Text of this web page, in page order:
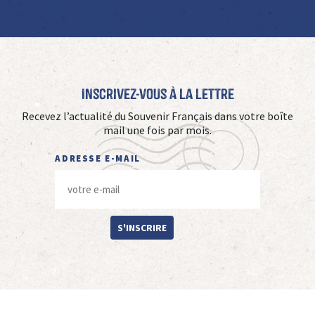
Inscrivez-vous à La Lettre
Recevez l’actualité du Souvenir Français dans votre boîte
mail une fois par mois.
ADRESSE E-MAIL
S'INSCRIRE